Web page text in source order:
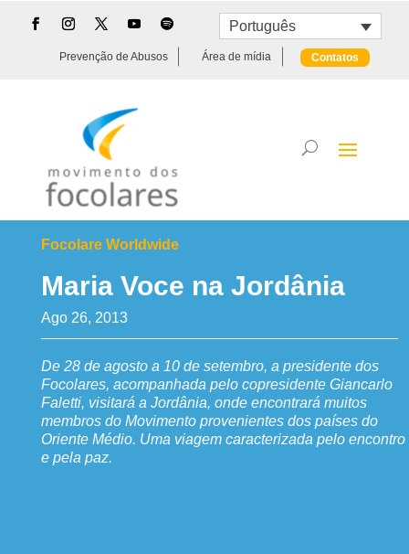
Português
Prevenção de Abusos Área de mídia Contatos
Focolare Worldwide
Maria Voce na Jordânia
Ago 26, 2013
De 28 de agosto a 10 de setembro, a presidente dos
Focolares, acompanhada pelo copresidente Giancarlo
Faletti, visitará a Jordânia, onde encontrará muitos
membros do Movimento provenientes dos países do
Oriente Médio. Uma viagem caracterizada pelo encontro
e pela paz.